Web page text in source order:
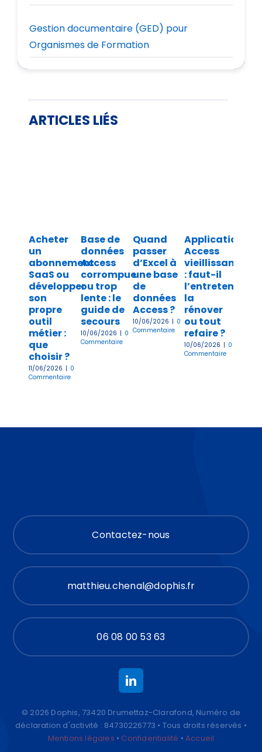
Gestion documentaire (GED) pour
Organismes de Formation
ARTICLES LIÉS
Acheter
un
abonnement
SaaS ou
développer
son
propre
outil
métier :
que
choisir ?
11/06/2026 | 0
Commentaire
Base de
données
Access
corrompue
ou trop
lente : le
guide de
secours
10/06/2026 | 0
Commentaire
Quand
passer
d’Excel à
une base
de
données
Access ?
10/06/2026 | 0
Commentaire
Application
Access
vieillissante
: faut-il
l’entretenir,
la
rénover
ou tout
refaire ?
10/06/2026 | 0
Commentaire
Contactez-nous
matthieu.chenal@dophis.fr
06 08 00 53 63
© 2026 Dophis, 73420 Drumettaz-Clarafond, Numéro de
déclaration d'activité : 84730226773 • Tous droits réservés •
Mentions légales • Confidentialité • Accueil